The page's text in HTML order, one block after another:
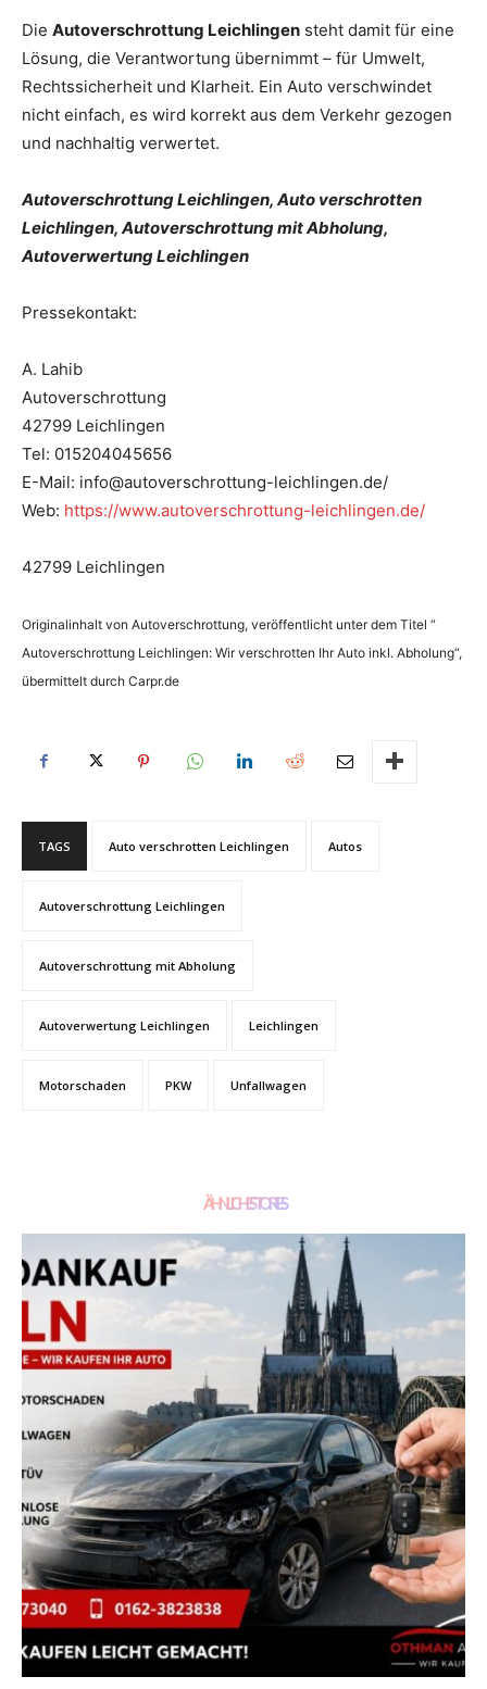
Die Autoverschrottung Leichlingen steht damit für eine
Lösung, die Verantwortung übernimmt – für Umwelt,
Rechtssicherheit und Klarheit. Ein Auto verschwindet
nicht einfach, es wird korrekt aus dem Verkehr gezogen
und nachhaltig verwertet.
Autoverschrottung Leichlingen, Auto verschrotten
Leichlingen, Autoverschrottung mit Abholung,
Autoverwertung Leichlingen
Pressekontakt:
A. Lahib
Autoverschrottung
42799 Leichlingen
Tel: 015204045656
E-Mail: info@autoverschrottung-leichlingen.de/
Web: https://www.autoverschrottung-leichlingen.de/
42799 Leichlingen
Originalinhalt von Autoverschrottung, veröffentlicht unter dem Titel “
Autoverschrottung Leichlingen: Wir verschrotten Ihr Auto inkl. Abholung“,
übermittelt durch Carpr.de
TAGS Auto verschrotten Leichlingen Autos
Autoverschrottung Leichlingen
Autoverschrottung mit Abholung
Autoverwertung Leichlingen Leichlingen
Motorschaden PKW Unfallwagen
ÄHNLICHE STORIES